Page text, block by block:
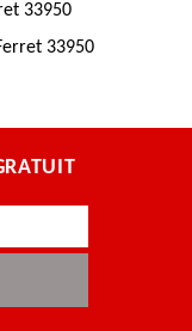
33950
33950